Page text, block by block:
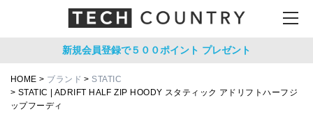
新規会員登録で５００ポイント プレゼント
HOME ブランド
STATIC
STATIC | ADRIFT HALF ZIP HOODY スタティック アドリフトハーフジ
ップフーディ